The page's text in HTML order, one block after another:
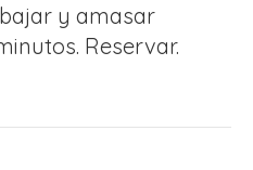
y amasar
Reservar.